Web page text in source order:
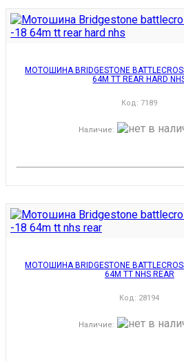
МОТОШИНА BRIDGESTONE
64M TT REAR HARD
Код:7189
Наличие:
МОТОШИНА BRIDGESTONE
64M TT NHS REAR
Код: 28194
Наличие: